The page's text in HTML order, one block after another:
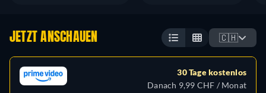
JETZT ANSCHAUEN 🇨🇭
30 Tage kostenlos
Danach 9,99 CHF / Monat